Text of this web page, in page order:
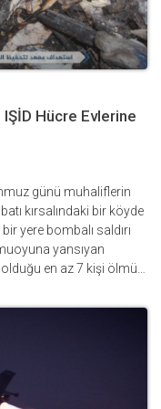
Hücre Evlerine
günü muhaliflerin
kırsalındaki bir köyde
yere bombalı saldırı
yansıyan
en az 7 kişi ölmüş
bölgeden
artış gösteren ve
alan suikastler, EYP ve
bir huzursuzluk